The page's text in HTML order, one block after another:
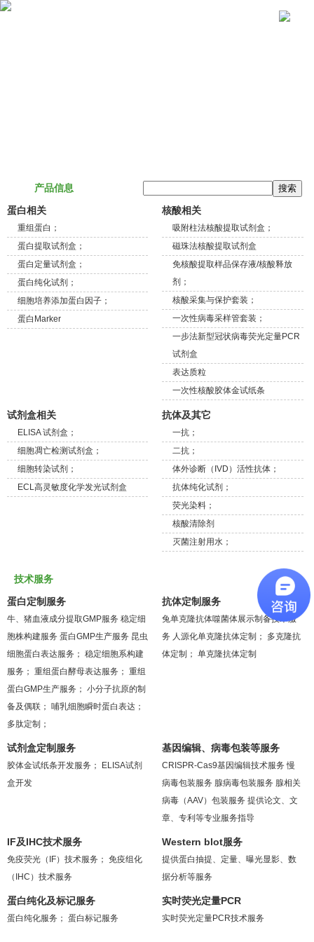
产品信息
蛋白相关
重组蛋白；
蛋白提取试剂盒；
蛋白定量试剂盒；
蛋白纯化试剂；
细胞培养添加蛋白因子；
蛋白Marker
核酸相关
吸附柱法核酸提取试剂盒；
磁珠法核酸提取试剂盒
免核酸提取样品保存液/核酸释放
剂；
核酸采集与保护套装；
一次性病毒采样管套装；
一步法新型冠状病毒荧光定量PCR
试剂盒
表达质粒
一次性核酸胶体金试纸条
试剂盒相关
ELISA 试剂盒；
细胞凋亡检测试剂盒；
细胞转染试剂；
ECL高灵敏度化学发光试剂盒
抗体及其它
一抗；
二抗；
体外诊断（IVD）活性抗体；
抗体纯化试剂；
荧光染料；
核酸清除剂
灭菌注射用水；
技术服务
蛋白定制服务
牛、猪血液成分提取GMP服务 稳定细
胞株构建服务 蛋白GMP生产服务 昆虫
细胞蛋白表达服务； 稳定细胞系构建
服务； 重组蛋白酵母表达服务； 重组
蛋白GMP生产服务； 小分子抗原的制
备及偶联； 哺乳细胞瞬时蛋白表达；
多肽定制；
抗体定制服务
兔单克隆抗体噬菌体展示制备技术服
务 人源化单克隆抗体定制；
多克隆抗
体定制； 单克隆抗体定制
试剂盒定制服务
胶体金试纸条开发服务；
ELISA试剂
盒开发
基因编辑、病毒包装等服务
CRISPR-Cas9基因编辑技术服务 慢
病毒包装服务 腺病毒包装服务 腺相关
病毒（AAV）包装服务 提供论文、文
章、专利等专业服务指导
IF及IHC技术服务
免疫荧光（IF）技术服务； 免疫组化
（IHC）技术服务
Western blot服务
提供蛋白抽提、定量、曝光显影、数
据分析等服务
蛋白纯化及标记服务
蛋白纯化服务； 蛋白标记服务
实时荧光定量PCR
实时荧光定量PCR技术服务